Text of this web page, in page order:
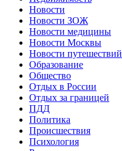
Новости
Новости ЗОЖ
Новости медицины
Новости Москвы
Новости путешествий
Образование
Общество
Отдых в России
Отдых за границей
ПДД
Политика
Происшествия
Психология